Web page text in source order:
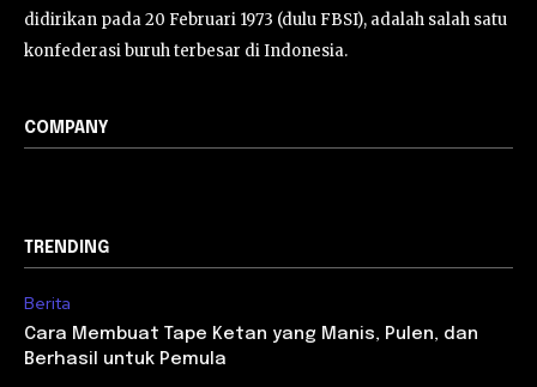
didirikan pada 20 Februari 1973 (dulu FBSI), adalah salah satu
konfederasi buruh terbesar di Indonesia.
COMPANY
TRENDING
Berita
Cara Membuat Tape Ketan yang Manis, Pulen, dan
Berhasil untuk Pemula